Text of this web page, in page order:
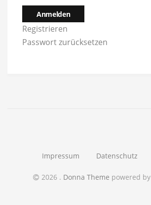
Anmelden
Registrieren
Passwort zurücksetzen
Impressum Datenschutz
2026 . Donna Theme powered by